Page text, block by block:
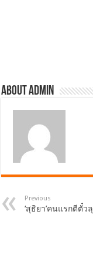
About admin
Previous
‘สุธิยา’คนแรกตีตั๋ว